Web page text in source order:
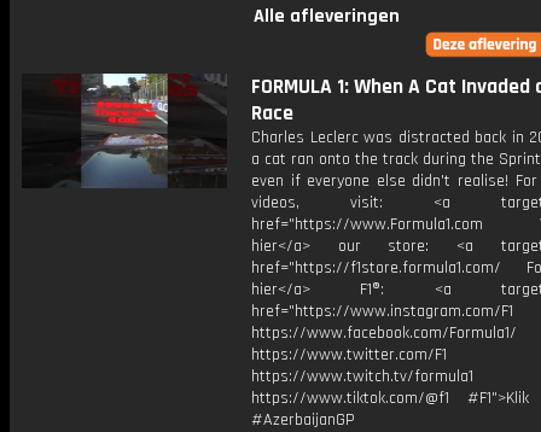
Alle afleveringen
FORMULA 1: When A Cat Invaded
Race
Charles Leclerc was distracted back in
a cat ran onto the track during the
even if everyone else didn't realise! For
videos, visit: <a
href="https://www.Formula1.com
hier</a> our store: <a
href="https://f1store.formula1.com/
hier</a> F1®: <a
href="https://www.instagram.com/F1
https://www.facebook.com/Formula1/
https://www.twitter.com/F1
https://www.twitch.tv/formula1
https://www.tiktok.com/@f1
#AzerbaijanGP